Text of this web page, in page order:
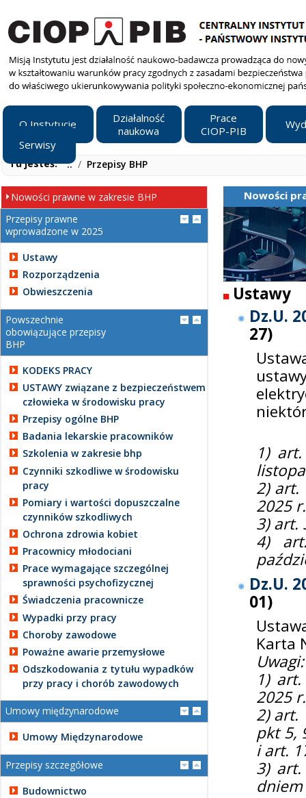
O Instytucie
Działalność
naukowa
Prace
CIOP-PIB
Serwisy
Tu jesteś: ../ Przepisy BHP
Nowości prawne w zakresie BHP
Przepisy prawne
wprowadzone w 2025
Ustawy
Rozporządzenia
Obwieszczenia
Powszechnie
obowiązujące przepisy
BHP
KODEKS PRACY
USTAWY związane z bezpieczeństwem
człowieka w środowisku pracy
Przepisy ogólne BHP
Badania lekarskie pracowników
Szkolenia w zakresie bhp
Czynniki szkodliwe w środowisku
pracy
Pomiary i wartości dopuszczalne
czynników szkodliwych
Ochrona zdrowia kobiet
Pracownicy młodociani
Prace wymagające szczególnej
sprawności psychofizycznej
Świadczenia pracownicze
Wypadki przy pracy
Choroby zawodowe
Poważne awarie przemysłowe
Odszkodowania z tytułu wypadków
przy pracy i chorób zawodowych
Umowy międzynarodowe
Umowy Międzynarodowe
Przepisy szczegółowe
Budownictwo
Nowości
Ustawy
Dz.U.
27)
1)
2) art.
2025
3) art.
4)
Dz.U.
01)
Karta
Uwagi:
1)
2025
2) art.
pkt 5,
i art.
3)